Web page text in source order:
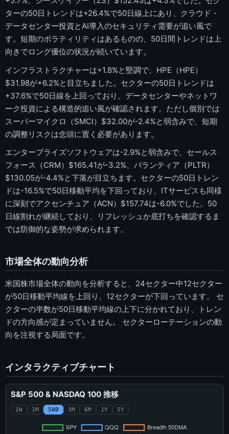
ターの50日トレンドは+26.4%で50日線上にあり、クラウド・
データセンター投資とAI導入のセキュリティ需要が追い風で
す。短期のボラティリティはあるものの、50日間トレンドは上
向きでロング優位の状況が続いています。
インフラストラクチャーは+1.8%と堅調で、HPE（HPE）
$31.98が+6.2%と目立ちました。セクターの50日トレンドは
+37.6%で50日線を上回っており、データセンターやネットワ
ーク投資による構造的追い風が確認されます。ただし個別では
スーパーマイクロ（SMCI）$32.00が-2.4%と弱含みで、短期
の調整リスクは念頭に置く必要があります。
エンタープライズソフトウェアは-2.9%と弱含みで、セールス
フォース（CRM）$165.41が-3.2%、パランティア（PLTR）
$130.05が-4.4%と下落が目立ちます。セクターの50日トレン
ドは-16.5%で50日移動平均を下回っており、ITサービスも同様
に深刻でアクセンチュア（ACN）$157.74は-6.0%でした。50
日線割れが継続しており、リフレッシュか底打ちを確認するま
では防御的な姿勢が求められます。
市場全体の動向分析
米国株市場全体の動向を分析すると、24セクター中12セクター
が50日移動平均線を上回り、12セクターが下回っています。 セ
クターの半数が50日移動平均線の上下に分かれており、トレン
ドの方向感が定まっていません。 セクターローテーションの動
向を注視する局面です。
インタラクティブチャート
S&P 500 & NASDAQ 100 推移
1W 1M 50D 3M 6M 1Y 5Y